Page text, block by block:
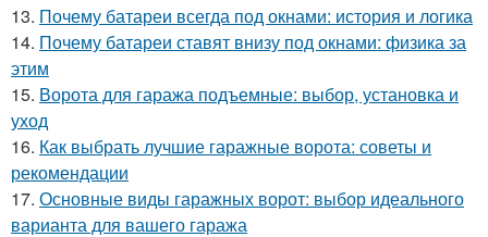
13. Почему батареи всегда под окнами: история и логика
14. Почему батареи ставят внизу под окнами: физика за
этим
15. Ворота для гаража подъемные: выбор, установка и
уход
16. Как выбрать лучшие гаражные ворота: советы и
рекомендации
17. Основные виды гаражных ворот: выбор идеального
варианта для вашего гаража